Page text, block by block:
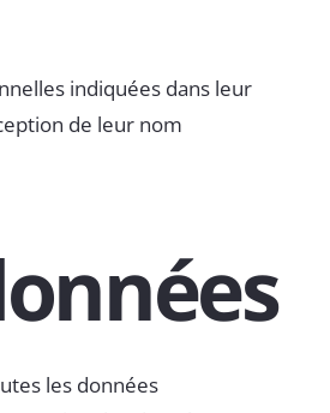
indiquées dans leur
de leur nom
les données